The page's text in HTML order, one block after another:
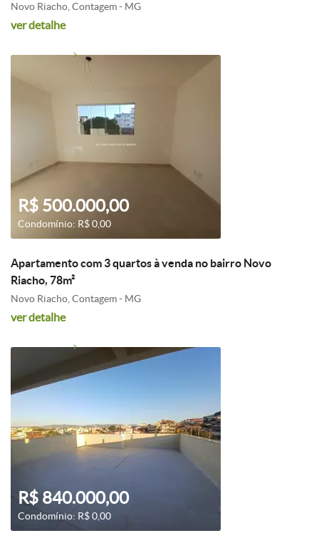
Novo Riacho, Contagem - MG
ver detalhe
R$ 500.000,00
Condomínio: R$ 0,00
Apartamento com 3 quartos à venda no bairro Novo
Riacho, 78m²
Novo Riacho, Contagem - MG
ver detalhe
R$ 840.000,00
Condomínio: R$ 0,00